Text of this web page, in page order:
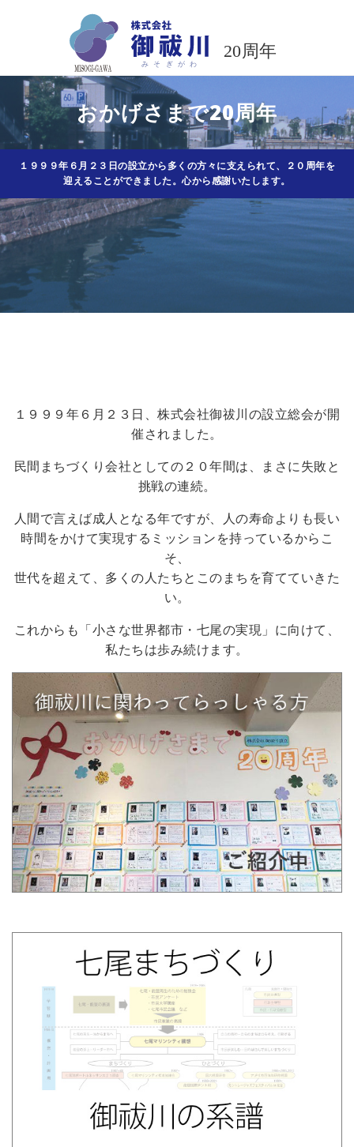
へ
ス
キ
おかげさまで20周年
１９９９年６月２３日の設立から多くの方々に支えられて、２０周年を
迎えることができました。心から感謝いたします。
１９９９年６月２３日、株式会社御祓川の設立総会が開
催されました。
民間まちづくり会社としての２０年間は、まさに失敗と
挑戦の連続。
人間で言えば成人となる年ですが、人の寿命よりも長い
時間をかけて実現するミッションを持っているからこ
そ、
世代を超えて、多くの人たちとこのまちを育てていきた
い。
これからも「小さな世界都市・七尾の実現」に向けて、
私たちは歩み続けます。